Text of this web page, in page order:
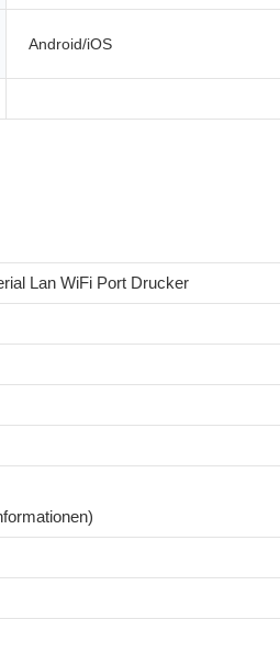
Android/iOS
Lan WiFi Port Drucker